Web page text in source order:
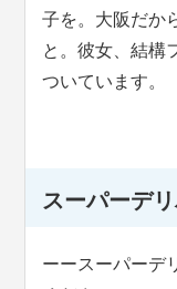
子を。大阪だか
と。彼女、結構
ついています。
スーパーデ
ーースーパーデ